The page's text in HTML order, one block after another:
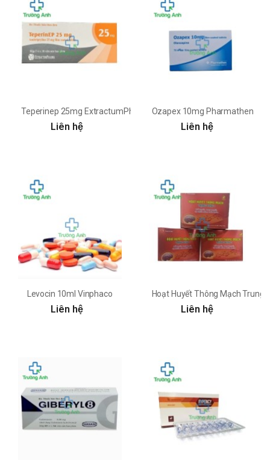
Teperinep 25mg ExtractumPharma Co. Ltd.
Liên hệ
Ozapex 10mg Pharmathen
Liên hệ
Levocin 10ml Vinphaco
Liên hệ
Hoạt Huyết Thông Mạch Trung
Liên hệ